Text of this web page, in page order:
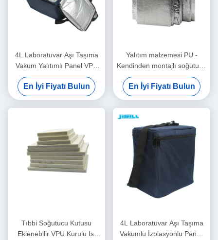
4L Laboratuvar Aşı Taşıma
Vakum Yalıtımlı Panel VPU
Yalıtımlı
En İyi Fiyatı Bulun
Yalıtım malzemesi PU -
Kendinden montajlı soğutucu
kutu için VIP vakum yalıtım
paneli
En İyi Fiyatı Bulun
Tıbbi Soğutucu Kutusu
Eklenebilir VPU Kurulu Isı
4L Laboratuvar Aşı Taşıma
Vakumlu İzolasyonlu Panel,